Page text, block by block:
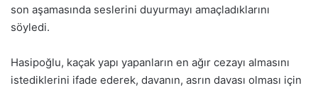
son aşamasında seslerini duyurmayı amaçladıklarını
söyledi.
Hasipoğlu, kaçak yapı yapanların en ağır cezayı almasını
istediklerini ifade ederek, davanın, asrın davası olması için